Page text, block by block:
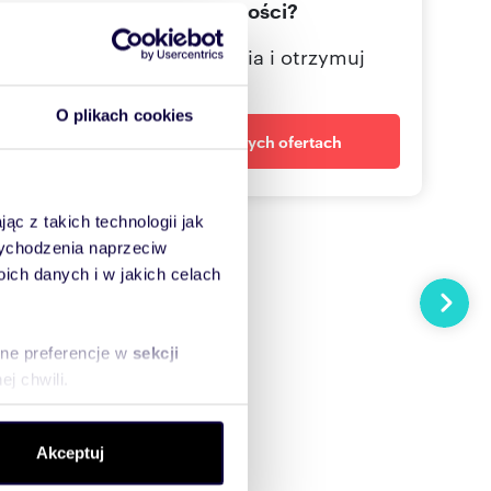
O plikach cookies
z takich technologii jak
naprzeciw
danych i w jakich celach
preferencje w sekcji
chwili.
społecznościowym,
od Ciebie lub
Akceptuj
wymarzonej nieruchomości?
Określ swoje oczekiwania i otrzymuj
Powiadom o nowych ofertach